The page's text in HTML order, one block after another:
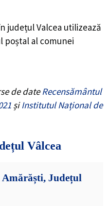
județul Valcea utilizează
poștal al comunei
de dateRecensământul
șiInstitutul Național de
Vâlcea
Județul